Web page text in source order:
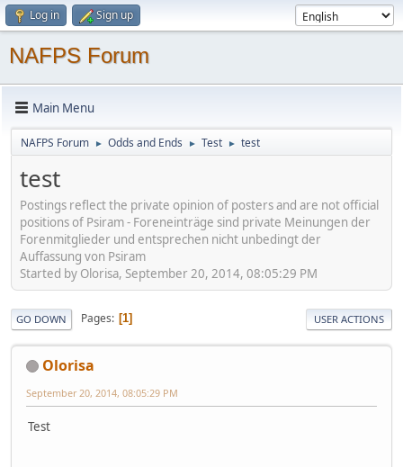
Log in Sign up
NAFPS Forum
Main Menu
NAFPS Forum ► Odds and Ends ► Test ► test
test
Postings reflect the private opinion of posters and are not official
positions of Psiram - Foreneinträge sind private Meinungen der
Forenmitglieder und entsprechen nicht unbedingt der
Auffassung von Psiram
Started by Olorisa, September 20, 2014, 08:05:29 PM
GO DOWN Pages 1 USER ACTIONS
Olorisa
September 20, 2014, 08:05:29 PM
Test